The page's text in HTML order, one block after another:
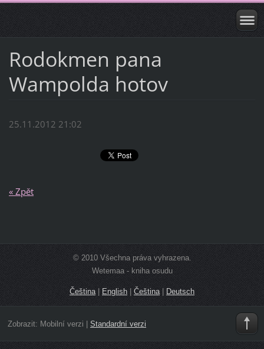
Rodokmen pana
Wampolda hotov
25.11.2012 21:02
« Zpět
© 2010 Všechna práva vyhrazena.
Wetemaa - kniha osudu
Čeština | English | Čeština | Deutsch
Zobrazit: Mobilní verzi Standardní verzi